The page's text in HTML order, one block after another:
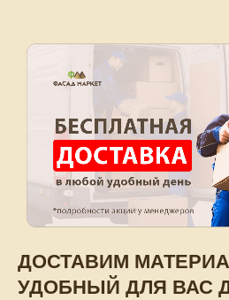
ДОСТАВИМ
УДОБНЫЙ ДЛЯ ВАС